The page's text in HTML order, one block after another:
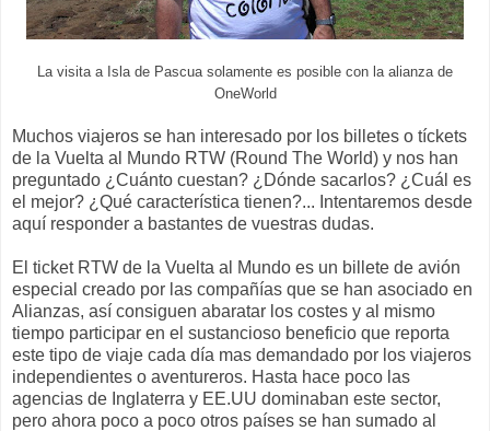
La visita a Isla de Pascua solamente es posible con la alianza de
OneWorld
Muchos viajeros se han interesado por los billetes o tíckets
de la Vuelta al Mundo RTW (Round The World) y nos han
preguntado ¿Cuánto cuestan? ¿Dónde sacarlos? ¿Cuál es
el mejor? ¿Qué característica tienen?... Intentaremos desde
aquí responder a bastantes de vuestras dudas.
El ticket RTW de la Vuelta al Mundo es un billete de avión
especial creado por las compañías que se han asociado en
Alianzas, así consiguen abaratar los costes y al mismo
tiempo participar en el sustancioso beneficio que reporta
este tipo de viaje cada día mas demandado por los viajeros
independientes o aventureros. Hasta hace poco las
agencias de Inglaterra y EE.UU dominaban este sector,
pero ahora poco a poco otros países se han sumado al